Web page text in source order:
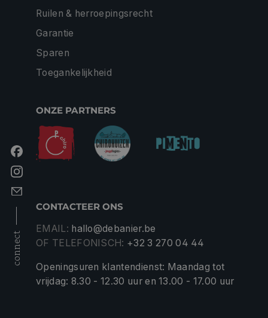
connect
Ruilen & herroepingsrecht
Garantie
Sparen
Toegankelijkheid
ONZE PARTNERS
CONTACTEER ONS
EMAIL: hallo@debanier.be
OF TELEFONISCH: +32 3 270 04 44
Openingsuren klantendienst: Maandag tot
vrijdag: 8.30 - 12.30 uur en 13.00 - 17.00 uur